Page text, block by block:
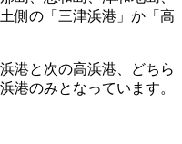
側の「三津浜港」か「高
港と次の高浜港、どちら
港のみとなっています。